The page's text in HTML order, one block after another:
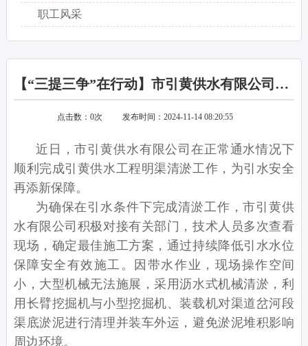
职工风采
【“三提三争”在行动】市引黄供水有限公司顺利完成明渠清淤工作
点击数：0次 发布时间：2024-11-14 08:20:55
近日，市引黄供水有限公司在正常通水情况下
顺利完成引黄供水工程明渠清淤工作，为引水安全
再添新保障。
为确保在引水条件下完成清淤工作，市引黄供
水有限公司积极对接有关部门，技术人员多次查看
现场，确定最佳施工方案，通过持续降低引水水位
保障安全有效施工。因带水作业，现场操作空间
小，大型机械无法施展，采用沥水式机械清淤，利
用长臂挖掘机与小型挖掘机、装载机对渠道岔河段
渠底淤泥进行清理并装车外运，避免淤泥堆积影响
周边环境。